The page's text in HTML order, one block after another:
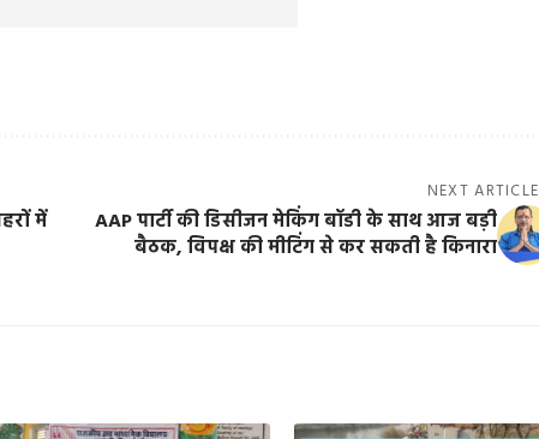
में
NEXT ARTICLE
AAP पार्टी की डिसीजन मेकिंग बॉडी के साथ आज बड़ी
बैठक, विपक्ष की मीटिंग से कर सकती है किनारा